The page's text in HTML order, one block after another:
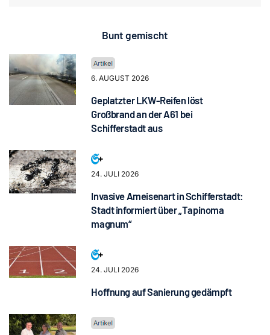
Bunt gemischt
6. AUGUST 2026
Geplatzter LKW-Reifen löst
Großbrand an der A61 bei
Schifferstadt aus
24. JULI 2026
Invasive Ameisenart in Schifferstadt:
Stadt informiert über „Tapinoma
magnum“
24. JULI 2026
Hoffnung auf Sanierung gedämpft